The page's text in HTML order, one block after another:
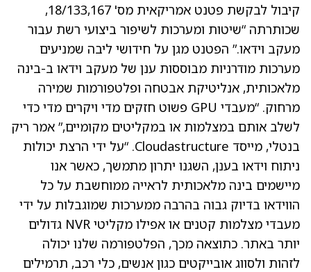
קיבול לבקשת פטנט אמריקאית מס' 18/133,167,
שכותרתה “שיטות ומערכות לשיפור ביצועי רשת עבור
מעקב וידאו.” הפטנט מגן על חידושי ליבה שמניעים
מערכות מודרניות מבוססות ענן של מעקב וידאו ב-בינה
מלאכותית, אנליטיקת אבטחה ופלטפורמות שמירה
מרחוק. “מעבדי GPU פשוט חזקים מדי ויקרים מדי כדי
לשלב אותם במצלמות או במקליטים מקומיים,” אמר ריק
בנטלי, מייסד Cloudastructure. “על ידי הרצת יכולות
ניתוח וידאו בענן, השגנו יתרון מתמשך, כאשר אנו
מיישמים בינה מלאכותית לראייה ממוחשבת על כל
הווידאו בדיוק גבוה בהרבה ממערכות שמוגבלות על ידי
מעבדי מצלמות קטנים או אפילו מקליטי NVR גדולים
יותר באתר. כתוצאה מכך, הפלטפורמה שלנו יכולה
לזהות ולסווג אובייקטים כגון אנשים, כלי רכב, תרמילים